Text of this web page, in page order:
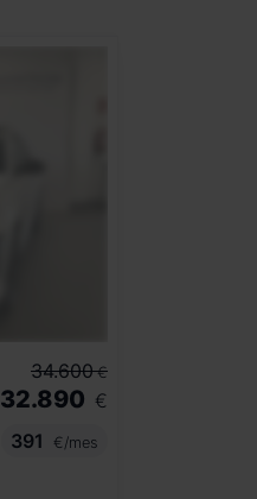
34.600 €
32.890 €
391
€/mes